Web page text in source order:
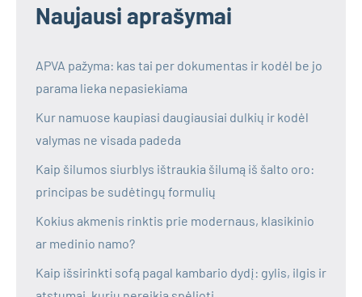
Naujausi aprašymai
APVA pažyma: kas tai per dokumentas ir kodėl be jo
parama lieka nepasiekiama
Kur namuose kaupiasi daugiausiai dulkių ir kodėl
valymas ne visada padeda
Kaip šilumos siurblys ištraukia šilumą iš šalto oro:
principas be sudėtingų formulių
Kokius akmenis rinktis prie modernaus, klasikinio
ar medinio namo?
Kaip išsirinkti sofą pagal kambario dydį: gylis, ilgis ir